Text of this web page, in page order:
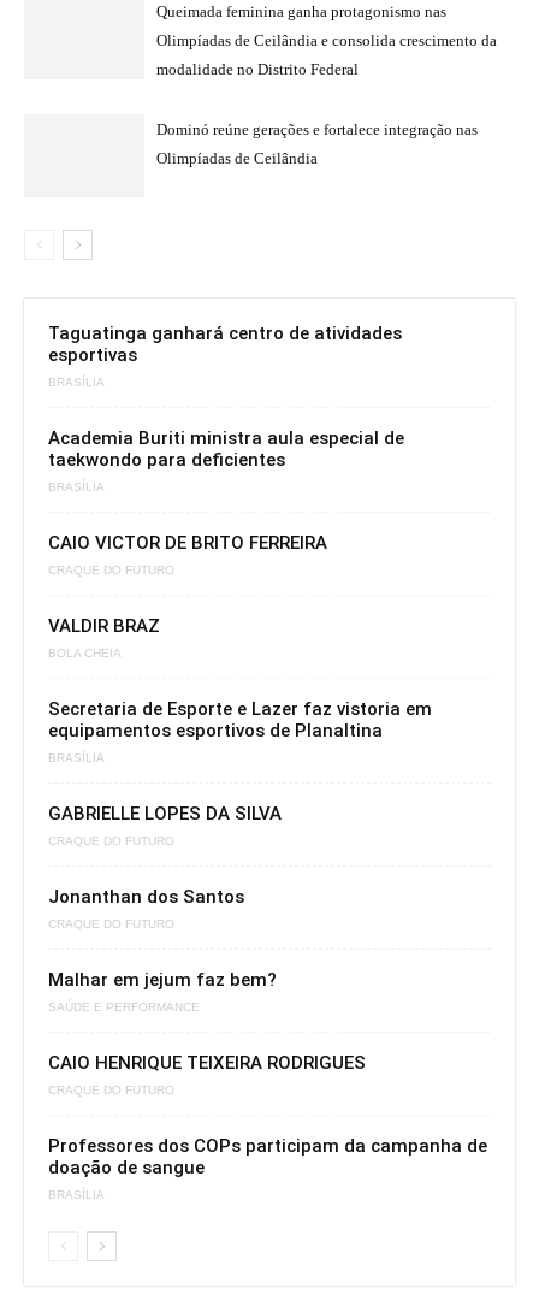
Queimada feminina ganha protagonismo nas
Olimpíadas de Ceilândia e consolida crescimento da
modalidade no Distrito Federal
Dominó reúne gerações e fortalece integração nas
Olimpíadas de Ceilândia
Taguatinga ganhará centro de atividades
esportivas
BRASÍLIA
Academia Buriti ministra aula especial de
taekwondo para deficientes
BRASÍLIA
CAIO VICTOR DE BRITO FERREIRA
CRAQUE DO FUTURO
VALDIR BRAZ
BOLA CHEIA
Secretaria de Esporte e Lazer faz vistoria em
equipamentos esportivos de Planaltina
BRASÍLIA
GABRIELLE LOPES DA SILVA
CRAQUE DO FUTURO
Jonanthan dos Santos
CRAQUE DO FUTURO
Malhar em jejum faz bem?
SAÚDE E PERFORMANCE
CAIO HENRIQUE TEIXEIRA RODRIGUES
CRAQUE DO FUTURO
Professores dos COPs participam da campanha de
doação de sangue
BRASÍLIA